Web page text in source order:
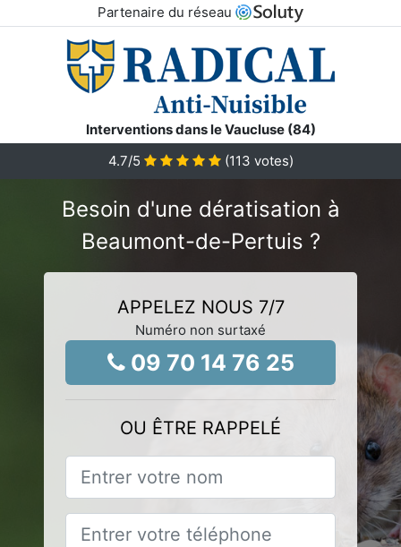
Partenaire du réseau
Interventions dans le Vaucluse (84)
4.7/5 (113 votes)
Besoin d'une dératisation à
Beaumont-de-Pertuis ?
APPELEZ NOUS 7/7
Numéro non surtaxé
09 70 14 76 25
OU ÊTRE RAPPELÉ